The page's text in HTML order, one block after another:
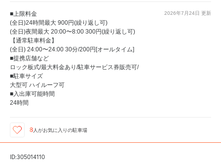
2026年7月24日 更新
■上限料金
(全日)24時間最大 900円(繰り返し可)
(全日)夜間最大 20:00〜8:00 300円(繰り返し可)
【通常駐車料金】
(全日) 24:00〜24:00 30分/200円[オールタイム]
■提携店舗など
ロック板式/最大料金あり/駐車サービス券販売可/
■駐車サイズ
大型可 ハイルーフ可
■入出庫可能時間
24時間
8 人がお気に入りの駐車場
ID:305014110